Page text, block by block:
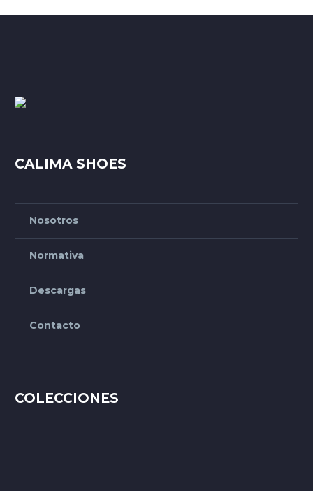
CALIMA SHOES
Nosotros
Normativa
Descargas
Contacto
COLECCIONES